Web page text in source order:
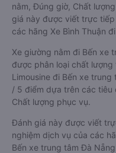
nằm, Đúng giờ, Chất
giá này được viết trực
các hãng Xe Bình Thuận
Xe giường nằm đi Bến xe
được phân loại chất lượng
Limousine đi Bến xe
/ 5 điểm dựa trên các tiêu
Chất lượng phục vụ.
Đánh giá này được viết
nghiệm dịch vụ của các
Bến xe trung tâm Đà Nẵng